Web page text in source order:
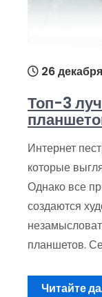
26
Топ-3
Интернет
которые
Однако все
создаются
планшетов.
Читайте